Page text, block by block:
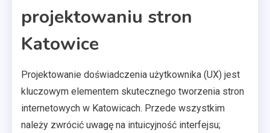
projektowaniu stron
Katowice
Projektowanie doświadczenia użytkownika (UX) jest
kluczowym elementem skutecznego tworzenia stron
internetowych w Katowicach. Przede wszystkim
należy zwrócić uwagę na intuicyjność interfejsu;